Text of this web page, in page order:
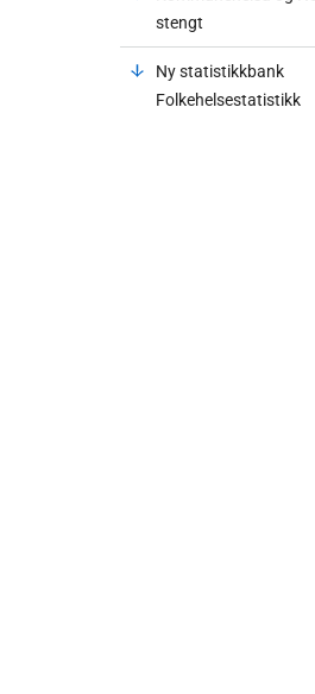
stengt
Ny statistikkbank
Folkehelsestatistikk